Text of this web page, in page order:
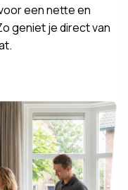
een nette en
geniet je direct van